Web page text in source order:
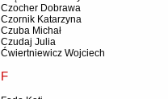
Czocher Dobrawa
Czornik Katarzyna
Czuba Michał
Czudaj Julia
Ćwiertniewicz Wojciech
F